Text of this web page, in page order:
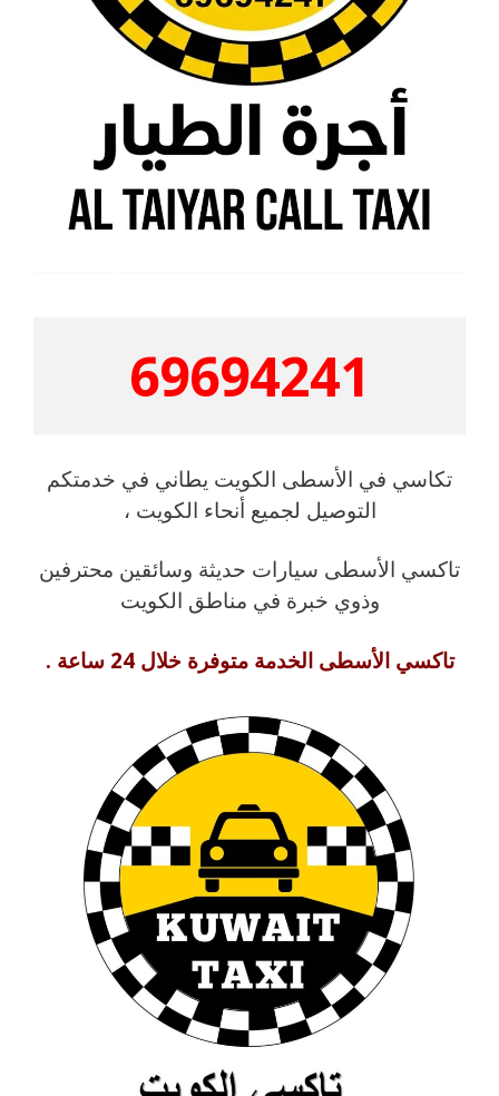
69694241
تكاسي في الأسطى الكويت يطاني في خدمتكم
التوصيل لجميع أنحاء الكويت ،
تاكسي الأسطى سيارات حديثة وسائقين محترفين
وذوي خبرة في مناطق الكويت
تاكسي الأسطى الخدمة متوفرة خلال 24 ساعة .